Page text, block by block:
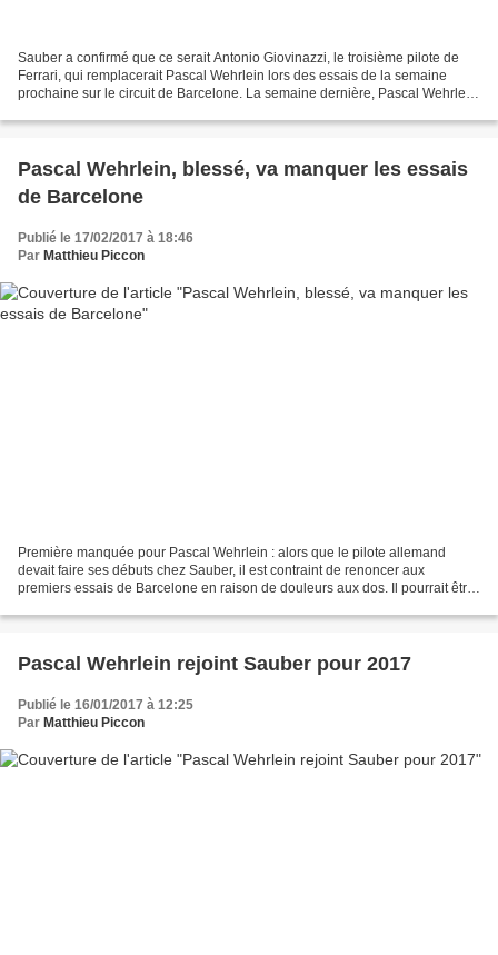
Sauber a confirmé que ce serait Antonio Giovinazzi, le troisième pilote de
Ferrari, qui remplacerait Pascal Wehrlein lors des essais de la semaine
prochaine sur le circuit de Barcelone. La semaine dernière, Pascal Wehrlein
Pascal Wehrlein, blessé, va manquer les essais
de Barcelone
Publié le 17/02/2017 à 18:46
Par Matthieu Piccon
Première manquée pour Pascal Wehrlein : alors que le pilote allemand
devait faire ses débuts chez Sauber, il est contraint de renoncer aux
premiers essais de Barcelone en raison de douleurs aux dos. Il pourrait être
Pascal Wehrlein rejoint Sauber pour 2017
Publié le 16/01/2017 à 12:25
Par Matthieu Piccon